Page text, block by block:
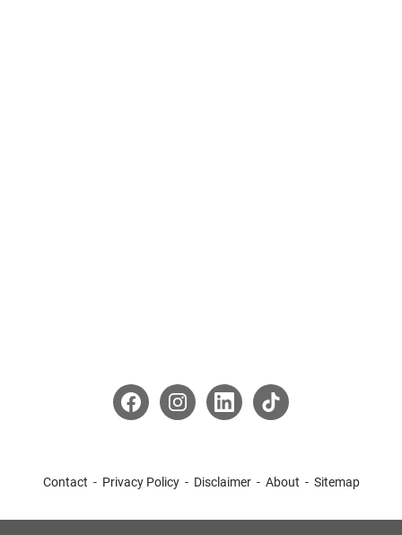
Contact Privacy Policy Disclaimer About Sitemap